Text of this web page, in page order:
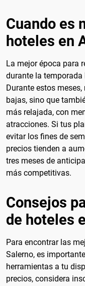
Cuando es
hoteles en
La mejor época para
durante la temporada
Durante estos
bajas, sino que
más relajada, con
atracciones. Si tus
evitar los fines de
precios tienden a
tres meses de
más competitivas.
Consejos
de hoteles
Para encontrar las
Salerno, es
herramientas a tu
precios, considera